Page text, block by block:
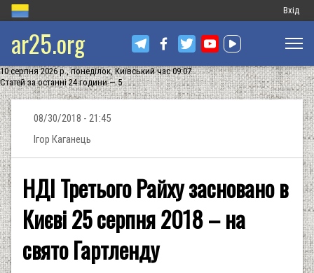
Меню
запису
Вхід
ar25.org
10 серпня 2026 р., понеділок, Київський час 09:07
Статей за останні 24 години — 5
08/30/2018 - 21:45
Ігор Каганець
НДІ Третього Райху засновано в
Києві 25 серпня 2018 – на
свято Гартленду